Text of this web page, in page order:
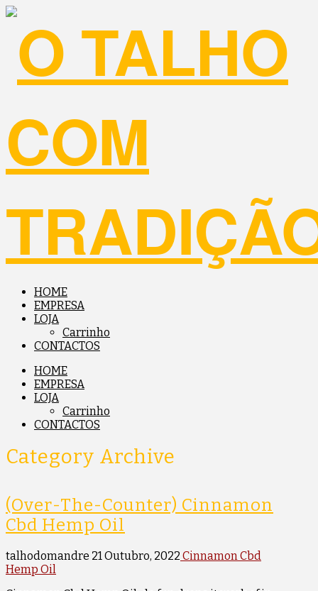
HOME
EMPRESA
LOJA
Carrinho
CONTACTOS
HOME
EMPRESA
LOJA
Carrinho
CONTACTOS
Category Archive
(Over-The-Counter) Cinnamon
Cbd Hemp Oil
talhodomandre 21 Outubro, 2022 Cinnamon Cbd
Hemp Oil